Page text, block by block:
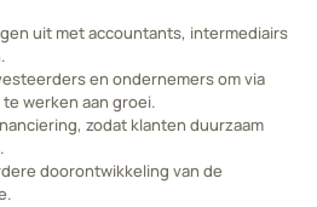
uit met accountants, intermediairs
en ondernemers om via
werken aan groei.
zodat klanten duurzaam
doorontwikkeling van de